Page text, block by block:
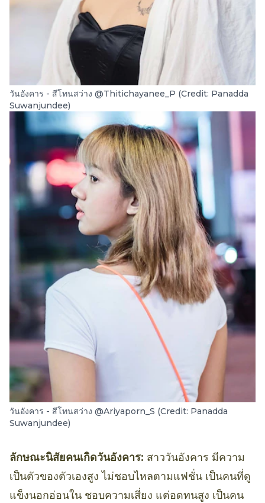
วันอังคาร - สีโทนสว่าง @Thitichayanee_P (Credit: Panadda
Suwanjundee)
วันอังคาร - สีโทนสว่าง @Ariyaporn_S (Credit: Panadda
Suwanjundee)
ลักษณะนิสัยคนเกิดวันอังคาร: สาววันอังคาร มีความ
เป็นตัวของตัวเองสูง ไม่ชอบไหลตามแฟชั่น เป็นคนที่ดู
แข็งนอกอ่อนใน ชอบความเสี่ยง แต่อดทนสูง เป็นคน